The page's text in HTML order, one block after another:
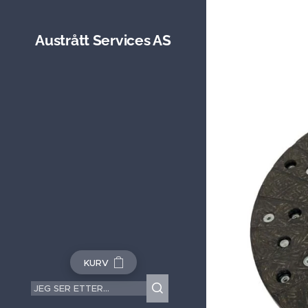
Austrått Services AS
KURV